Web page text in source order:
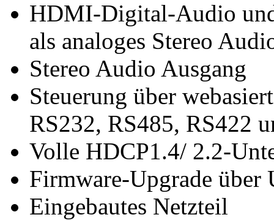
HDMI-Digital-Audio
als analoges Stereo
Stereo Audio Ausgang
Steuerung über
RS232, RS485, RS422
Volle HDCP1.4/ 2.2-
Firmware-Upgrade
Eingebautes Netzteil